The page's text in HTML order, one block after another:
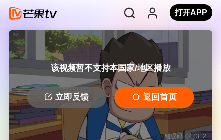
打开APP
该视频暂不支持本国家/地区播放
立即反馈 返回首页
错误码: 042312